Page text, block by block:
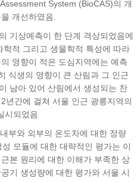
System (BioCAS)의 개
개선하였음.
기상예측이 한 단계 격상되었음에
적 그리고 생물학적 특성에 따라
영향이 적은 도심지역에는 예측
식생의 영향이 큰 산림과 그 인근
남아 있어 산림에서 생성되는 찬
년간에 걸쳐 서울 인근 광릉지역의
시되었음
부와 외부의 온도차에 대한 정량
모듈에 대한 대략적인 평가는 이
본 원리에 대한 이해가 부족한 상
기 생성량에 대한 평가와 서울 시